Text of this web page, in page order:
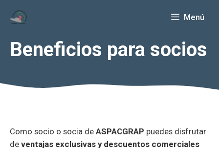
Menú
Beneficios para socios
Como socio o socia de ASPACGRAP puedes disfrutar
de ventajas exclusivas y descuentos comerciales